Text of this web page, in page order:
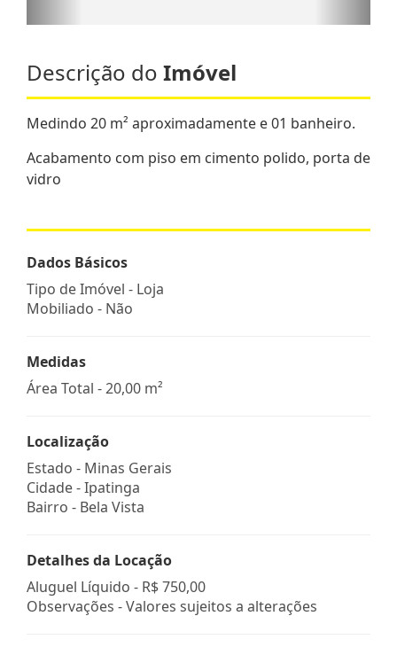
Descrição do Imóvel
Medindo 20 m² aproximadamente e 01 banheiro.
Acabamento com piso em cimento polido, porta de
vidro
Dados Básicos
Tipo de Imóvel - Loja
Mobiliado - Não
Medidas
Área Total - 20,00 m²
Localização
Estado - Minas Gerais
Cidade -Ipatinga
Bairro - Bela Vista
Detalhes da Locação
Aluguel Líquido - R$ 750,00
Observações - Valores sujeitos a alterações